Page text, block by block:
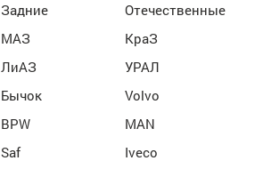
Задние
Отечественные
МАЗ
КраЗ
ЛиАЗ
УРАЛ
Бычок
Volvo
BPW
MAN
Saf Iveco